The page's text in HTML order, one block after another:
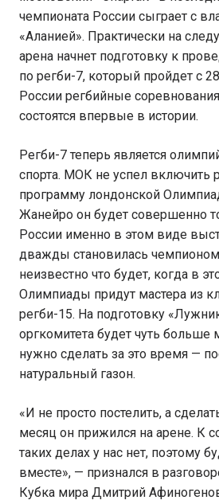
чемпионата России сыграет с
«Аланией». Практически на
арена начнет подготовку к
по регби-7, который пройдет с
России регбийные
состоятся впервые в истории.
Регби-7 теперь является
спорта. МОК не успел включить
программу лондонской
Жанейро он будет совершенно
России именно в этом виде
дважды становилась
неизвестно что будет, когда в
Олимпиады придут мастера из
регби-15. На подготовку
оргкомитета будет чуть больше
нужно сделать за это время —
натуральный газон.
«И не просто постелить, а
месяц он прижился на арене. К
таких делах у нас нет, поэтому
вместе», — признался в
Кубка мира Дмитрий